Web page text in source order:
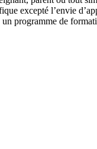
excepté l’envie
programme de